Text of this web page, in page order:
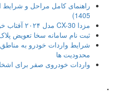
1405)
مزدا CX-30 مدل ۲۰۲۴ آفتاب خودرو؛ بررسی و مشخصات فنی
ثبت نام سامانه سخا تعویض پلاک
شرایط واردات خودرو به مناطق
محدودیت ها
واردات خودروی صفر برای